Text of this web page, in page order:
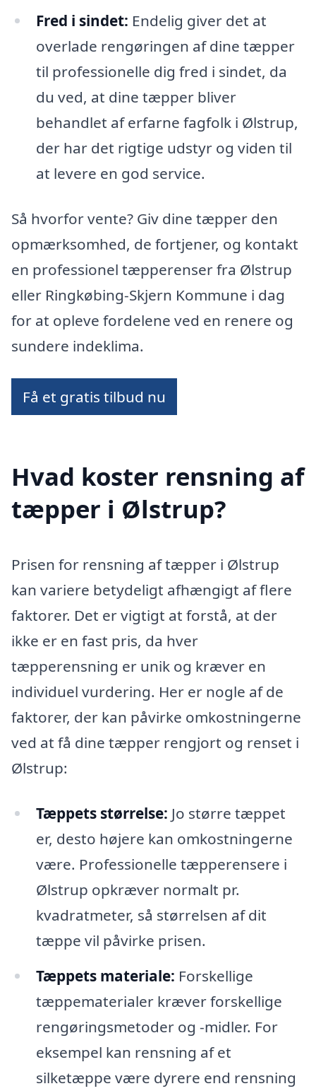
Fred i sindet: Endelig giver det at
overlade rengøringen af dine tæpper
til professionelle dig fred i sindet, da
du ved, at dine tæpper bliver
behandlet af erfarne fagfolk i Ølstrup,
der har det rigtige udstyr og viden til
at levere en god service.
Så hvorfor vente? Giv dine tæpper den
opmærksomhed, de fortjener, og kontakt
en professionel tæpperenser fra Ølstrup
eller Ringkøbing-Skjern Kommune i dag
for at opleve fordelene ved en renere og
sundere indeklima.
Få et gratis tilbud nu
Hvad koster rensning af
tæpper i Ølstrup?
Prisen for rensning af tæpper i Ølstrup
kan variere betydeligt afhængigt af flere
faktorer. Det er vigtigt at forstå, at der
ikke er en fast pris, da hver
tæpperensning er unik og kræver en
individuel vurdering. Her er nogle af de
faktorer, der kan påvirke omkostningerne
ved at få dine tæpper rengjort og renset i
Ølstrup:
Tæppets størrelse: Jo større tæppet
er, desto højere kan omkostningerne
være. Professionelle tæpperensere i
Ølstrup opkræver normalt pr.
kvadratmeter, så størrelsen af dit
tæppe vil påvirke prisen.
Tæppets materiale: Forskellige
tæppematerialer kræver forskellige
rengøringsmetoder og -midler. For
eksempel kan rensning af et
silketæppe være dyrere end rensning